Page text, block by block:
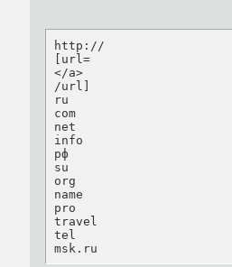
http://
[url=
</a>
/url]
ru
com
net
info
рф
su
org
name
pro
travel
tel
msk.ru